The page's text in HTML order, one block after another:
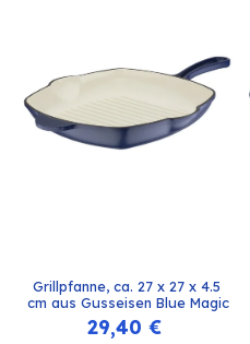
Grillpfanne, ca. 27 x 27 x 4.5
cm aus Gusseisen Blue Magic
29,40 €